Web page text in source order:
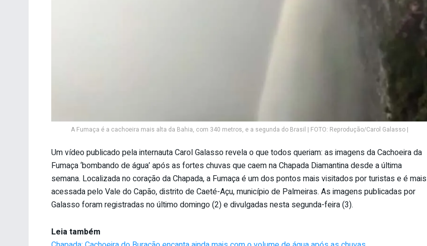
A Fumaça é a cachoeira mais alta da Bahia, com 340 metros, e a segunda do Brasil | FOTO: Reprodução/Carol Galasso |
Um vídeo publicado pela internauta Carol Galasso revela o que todos queriam: as imagens da Cachoeira da
Fumaça ‘bombando de água’ após as fortes chuvas que caem na Chapada Diamantina desde a última
semana. Localizada no coração da Chapada, a Fumaça é um dos pontos mais visitados por turistas e é mais
acessada pelo Vale do Capão, distrito de Caeté-Açu, município de Palmeiras. As imagens publicadas por
Galasso foram registradas no último domingo (2) e divulgadas nesta segunda-feira (3).
Leia também